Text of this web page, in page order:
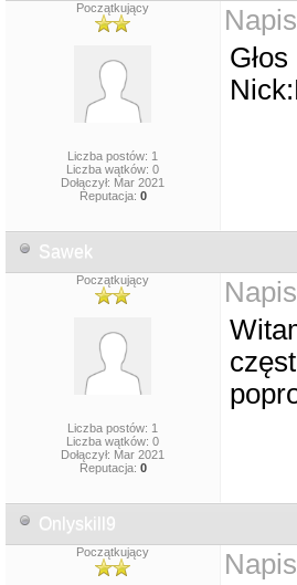
Początkujący
Liczba postów: 1
Liczba wątków: 0
Dołączył: Mar 2021
Reputacja: 0
Sawek
Początkujący
Liczba postów: 1
Liczba wątków: 0
Dołączył: Mar 2021
Reputacja: 0
Onlyskill9
Początkujący